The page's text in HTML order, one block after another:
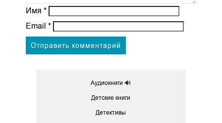
Имя *
Email *
Аудиокниги 🔊
Детские книги
Детективы